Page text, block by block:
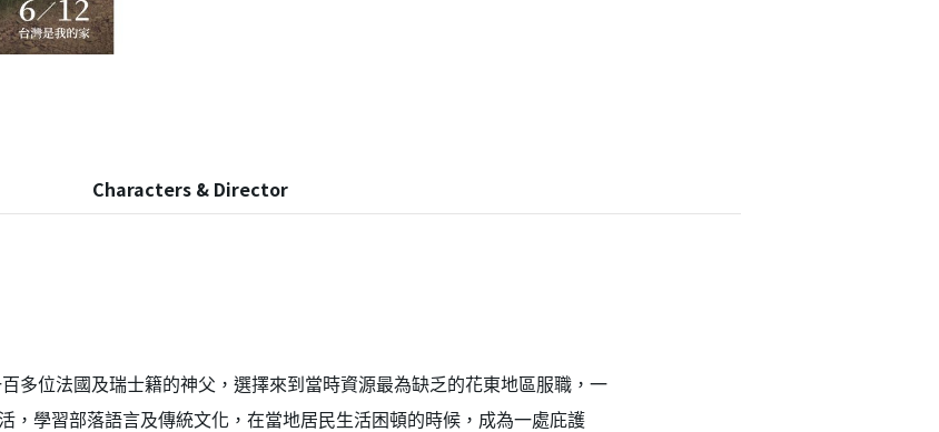
Characters & Director
多位法國及瑞士籍的神父，選擇來到當時資源最為缺乏的花東地區服職，一
，學習部落語言及傳統文化，在當地居民生活困頓的時候，成為一處庇護